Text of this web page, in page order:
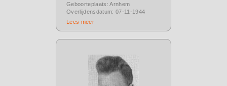
Geboorteplaats: Arnhem
Overlijdensdatum: 07-11-1944
Lees meer